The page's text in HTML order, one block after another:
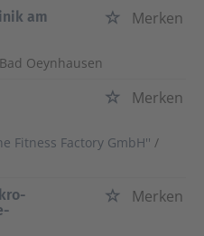
am
Merken
Oeynhausen
Merken
Fitness Factory GmbH'' /
Merken